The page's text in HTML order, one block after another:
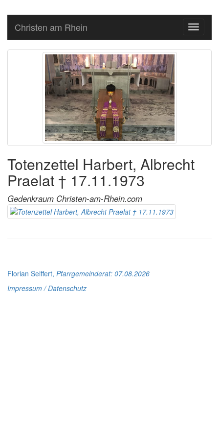
Toggle
Christen am Rhein
Totenzettel Harbert, Albrecht
Praelat † 17.11.1973
Gedenkraum Christen-am-Rhein.com
Florian Seiffert, Pfarrgemeinderat: 07.08.2026
Impressum / Datenschutz